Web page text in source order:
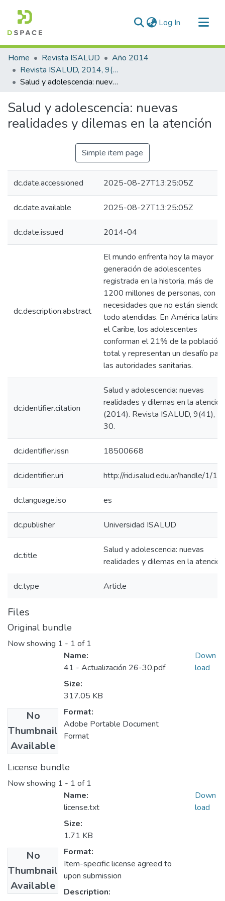
Log In (current)
Communities & Collections
All of DSpace
Statistics
Home Revista ISALUD
Año 2014
Revista ISALUD, 2014, 9(41)
Salud y adolescencia: nuevas realidades y dilemas en la atención
Salud y adolescencia: nuevas
realidades y dilemas en la atención
Simple item page
dc.date.accessioned 2025-08-27T13:25:05Z
dc.date.available 2025-08-27T13:25:05Z
dc.date.issued 2014-04
dc.description.abstract
El mundo enfrenta hoy la mayor
generación de adolescentes
registrada en la historia, más de
1200 millones de personas, con
necesidades que no están siendo
todo atendidas. En América latina
el Caribe, los adolescentes
conforman el 21% de la población
total y representan un desafío para
las autoridades sanitarias.
dc.identifier.citation
Salud y adolescencia: nuevas
realidades y dilemas en la
(2014). Revista ISALUD, 9(41),
30.
dc.identifier.issn 18500668
dc.identifier.uri http://rid.isalud.edu.ar/handle/1/
dc.language.iso es
dc.publisher Universidad ISALUD
dc.title
Salud y adolescencia: nuevas
realidades y dilemas en la atención
dc.type Article
Files
Original bundle
Now showing 1 - 1 of 1
No
Thumbnail
Available
Name:
41 - Actualización 26-30.pdf
Size:
317.05 KB
Format:
Adobe Portable Document
Format
Down
load
License bundle
Now showing 1 - 1 of 1
No
Thumbnail
Available
Name:
license.txt
Size:
1.71 KB
Format:
Item-specific license agreed to
upon submission
Description:
Down
load